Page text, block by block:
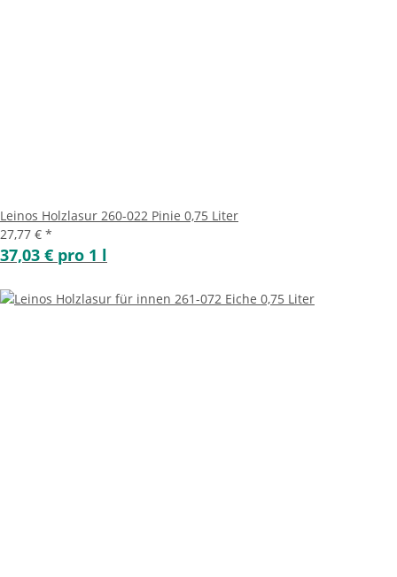
Leinos Holzlasur 260-022 Pinie 0,75 Liter
27,77 € *
37,03 € pro 1 l